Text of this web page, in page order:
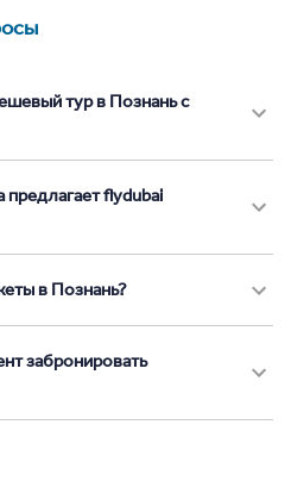
тур в Познань с
предлагает flydubai
в Познань?
забронировать